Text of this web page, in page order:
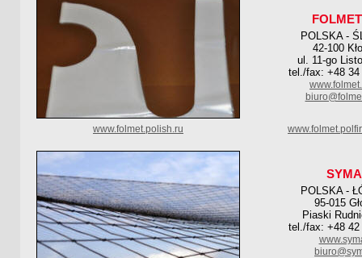
POLSKA -
42-100
ul. 11-go
tel./fax: +48 34
www.folmet.polish.ru
POLSKA -
95-015
Piaski
tel./fax: +48 42